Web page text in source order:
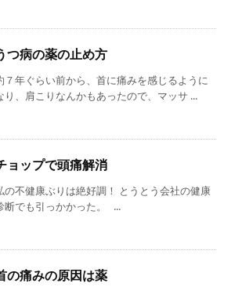
つ病の薬の止め方
７年ぐらい前から、首に痛みを感じるように
り、肩こりなんかもあったので、マッサ ...
ョップで頭痛解消
の不健康ぶりは絶好調！ とうとう会社の健康
断でも引っかかった。 ...
の痛みの原因は薬